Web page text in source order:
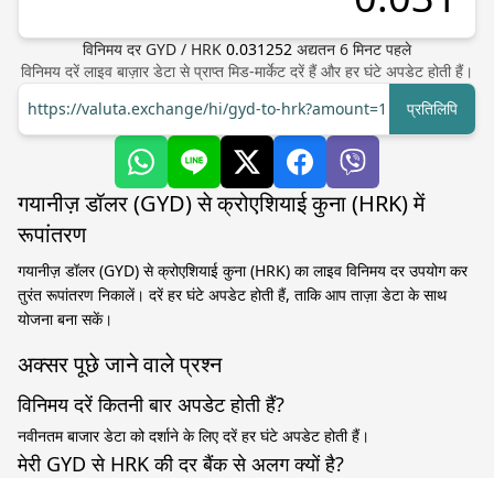
विनिमय दर GYD / HRK 0.031252 अद्यतन 6 मिनट पहले
विनिमय दरें लाइव बाज़ार डेटा से प्राप्त मिड-मार्केट दरें हैं और हर घंटे अपडेट होती हैं।
https://valuta.exchange/hi/gyd-to-hrk?amount=1
प्रतिलिपि
गयानीज़ डॉलर (GYD) से क्रोएशियाई कुना (HRK) में
रूपांतरण
गयानीज़ डॉलर (GYD) से क्रोएशियाई कुना (HRK) का लाइव विनिमय दर उपयोग कर
तुरंत रूपांतरण निकालें। दरें हर घंटे अपडेट होती हैं, ताकि आप ताज़ा डेटा के साथ
योजना बना सकें।
अक्सर पूछे जाने वाले प्रश्न
विनिमय दरें कितनी बार अपडेट होती हैं?
नवीनतम बाजार डेटा को दर्शाने के लिए दरें हर घंटे अपडेट होती हैं।
मेरी GYD से HRK की दर बैंक से अलग क्यों है?